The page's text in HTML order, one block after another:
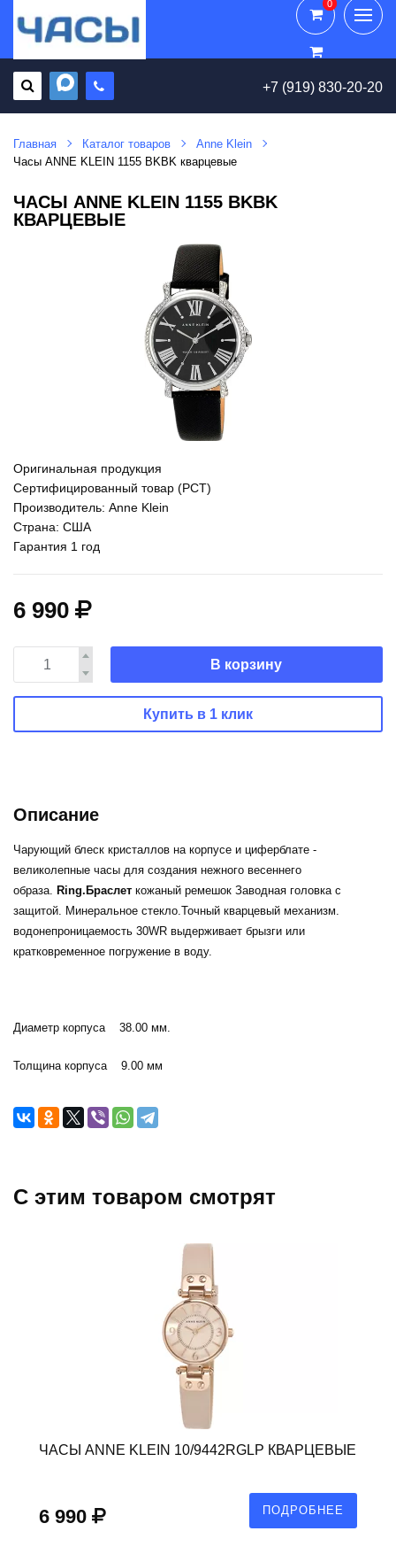
+7 (919) 830-20-20
0
0
Главная Каталог товаров
Anne Klein
Часы ANNE KLEIN 1155 BKBK кварцевые
ЧАСЫ ANNE KLEIN 1155 BKBK
КВАРЦЕВЫЕ
Оригинальная продукция
Сертифицированный товар (РСТ)
Производитель: Anne Klein
Страна: США
Гарантия 1 год
6 990
В корзину
Купить в 1 клик
Описание
Чарующий блеск кристаллов на корпусе и циферблате -
великолепные часы для создания нежного весеннего
образа. Ring.Браслет кожаный ремешок Заводная головка с
защитой. Минеральное стекло.Точный кварцевый механизм.
водонепроницаемость 30WR выдерживает брызги или
кратковременное погружение в воду.
Диаметр корпуса 38.00 мм.
Толщина корпуса 9.00 мм
C этим товаром смотрят
ЧАСЫ ANNE KLEIN 10/9442RGLP КВАРЦЕВЫЕ
6 990 ПОДРОБНЕЕ